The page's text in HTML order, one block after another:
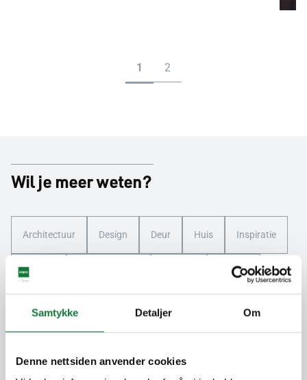
Samtykke Detaljer Om
Denne nettsiden anvender cookies
Wil je meer weten?
Architectuur Design Deur Huis Inspiratie
Kleuren Natuur
Nieuwbouw Renovatie Schuifraam